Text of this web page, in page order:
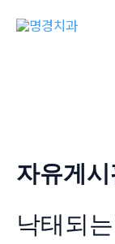
자유게
낙태되